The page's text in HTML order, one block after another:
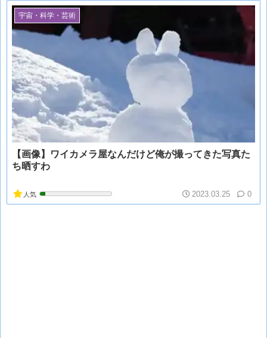
宇宙・科学・芸術
【画像】ワイカメラ屋なんだけど俺が撮ってきた写真た
ち晒すわ
人気 2023.03.25 0